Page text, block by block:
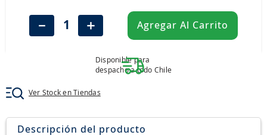
＋
－ Agregar Al Carrito
Disponible para
despacho a todo Chile
Ver Stock en Tiendas
Descripción del producto
aceite